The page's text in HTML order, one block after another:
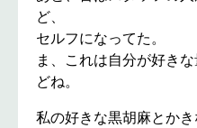
ど、
セルフになってた。
ま、これは自分が好き
どね。
私の好きな黒胡麻とかき